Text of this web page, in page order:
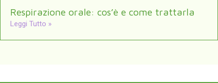
Respirazione orale: cos’è e come trattarla
Leggi Tutto »